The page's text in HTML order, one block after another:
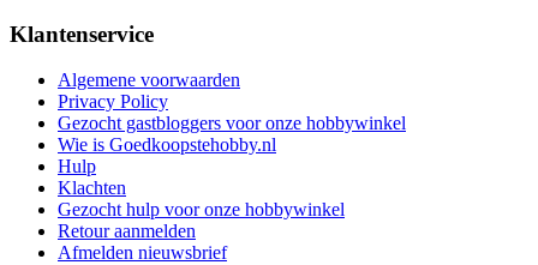
Klantenservice
Algemene voorwaarden
Privacy Policy
Gezocht gastbloggers voor onze hobbywinkel
Wie is Goedkoopstehobby.nl
Hulp
Klachten
Gezocht hulp voor onze hobbywinkel
Retour aanmelden
Afmelden nieuwsbrief